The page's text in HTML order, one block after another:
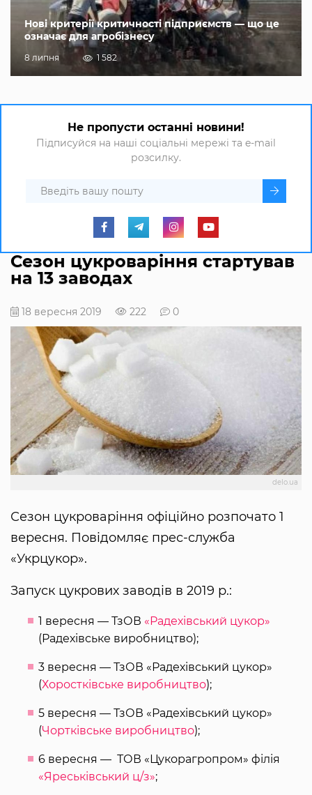
Нові критерії критичності підприємств — що це
означає для агробізнесу
8 липня 1 582
Не пропусти останні новини!
Підписуйся на наші соціальні мережі та e-mail
розсилку.
Сезон цукроваріння стартував
на 13 заводах
18 вересня 2019 222 0
delo.ua
Сезон цукроваріння офіційно розпочато 1
вересня. Повідомляє прес-служба
«Укрцукор».
Запуск цукрових заводів в 2019 р.:
1 вересня — ТзОВ «Радехівський цукор»
(Радехівське виробництво);
3 вересня — ТзОВ «Радехівський цукор»
(Хоростківське виробництво);
5 вересня — ТзОВ «Радехівський цукор»
(Чортківське виробництво);
6 вересня — ТОВ «Цукорагропром» філія
«Яреськівський ц/з»;